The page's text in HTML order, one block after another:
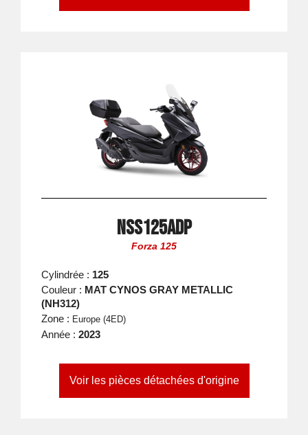
NSS125ADP
Forza 125
Cylindrée : 125
Couleur : MAT CYNOS GRAY METALLIC
(NH312)
Zone : Europe (4ED)
Année : 2023
Voir les pièces détachées d'origine